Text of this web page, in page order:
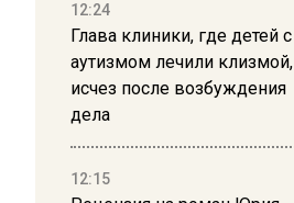
12:24
Глава клиники, где детей с
аутизмом лечили клизмой,
исчез после возбуждения
дела
12:15